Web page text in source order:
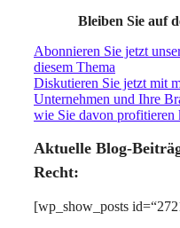
Bleiben Sie auf
Abonnieren Sie jetzt
diesem Thema
Diskutieren Sie jetzt mit
Unternehmen und Ihre
wie Sie davon profitieren
Aktuelle Blog-
Recht:
[wp_show_posts